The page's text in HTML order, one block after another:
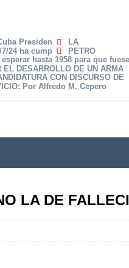
Presiden
LA
24 ha cump
PETRO
hasta 1958 para que fuese
EL DESARROLLO DE UN ARMA
CON DISCURSO DE
: Por Alfredo M. Cepero
LA DE